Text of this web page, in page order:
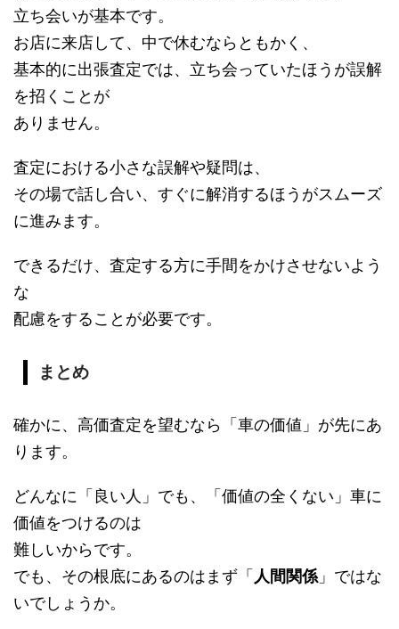
立ち会いが基本です。
お店に来店して、中で休むならともかく、
基本的に出張査定では、立ち会っていたほうが誤解
を招くことが
ありません。
査定における小さな誤解や疑問は、
その場で話し合い、すぐに解消するほうがスムーズ
に進みます。
できるだけ、査定する方に手間をかけさせないよう
な
配慮をすることが必要です。
まとめ
確かに、高価査定を望むなら「車の価値」が先にあ
ります。
どんなに「良い人」でも、「価値の全くない」車に
価値をつけるのは
難しいからです。
でも、その根底にあるのはまず「 人間関係」ではな
いでしょうか。